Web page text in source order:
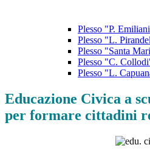
Plesso "P.
Plesso "L.
Plesso "Santa
Plesso "C.
Plesso "L.
Educazione Civica a
per formare cittadini